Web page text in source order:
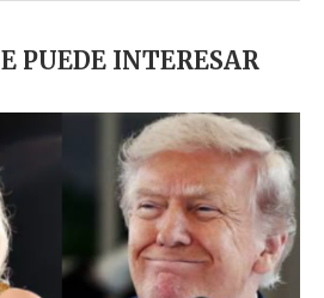
PUEDE INTERESAR